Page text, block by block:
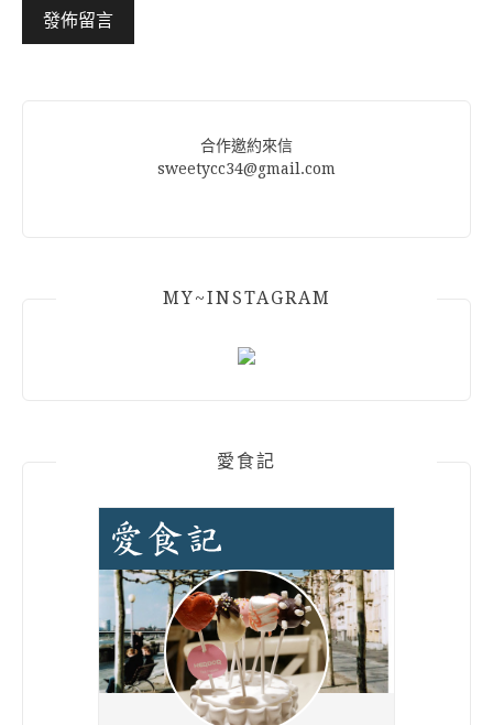
合作邀約來信
sweetycc34@gmail.com
MY~INSTAGRAM
愛食記